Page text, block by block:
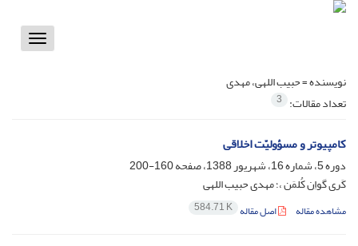
Toggle
نویسنده =حبیب اللهی، مهدی
تعداد مقالات: 3
کامپیوتر و مسؤولیّت اخلاقی
دوره 5، شماره 16، شهریور 1388، صفحه
160-200
کَری گواِن کُلمَن ،؛ مهدی حبیب اللهی
مشاهده مقاله اصل مقاله 584.71 K